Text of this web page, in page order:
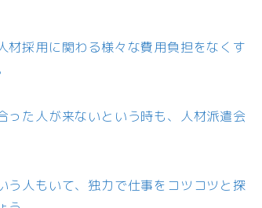
採用に関わる様々な費用負担をなくす
った人が来ないという時も、人材派遣会
う人もいて、独力で仕事をコツコツと探